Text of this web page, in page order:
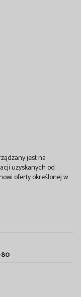
jest na
uzyskanych od
oferty określonej w